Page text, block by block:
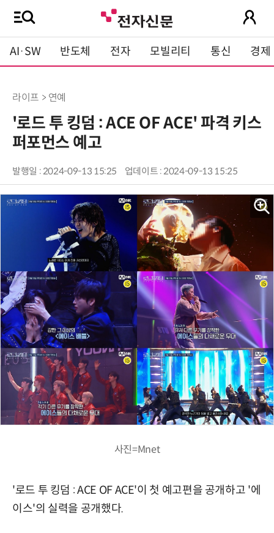
AI·SW 반도체 전자 모빌리티 통신 경제
라이프 > 연예
'로드 투 킹덤 : ACE OF ACE' 파격 키스
퍼포먼스 예고
발행일 : 2024-09-13 15:25 업데이트 : 2024-09-13 15:25
사진=Mnet
'로드 투 킹덤 : ACE OF ACE'이 첫 예고편을 공개하고 '에
이스'의 실력을 공개했다.